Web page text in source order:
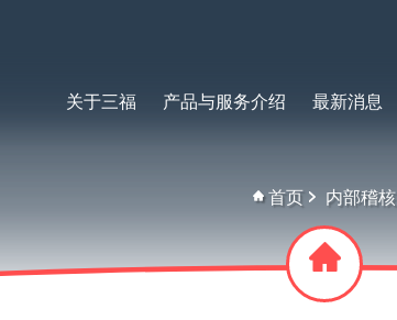
关于三福 产品与服务介绍 最新消息
首页 内部稽核